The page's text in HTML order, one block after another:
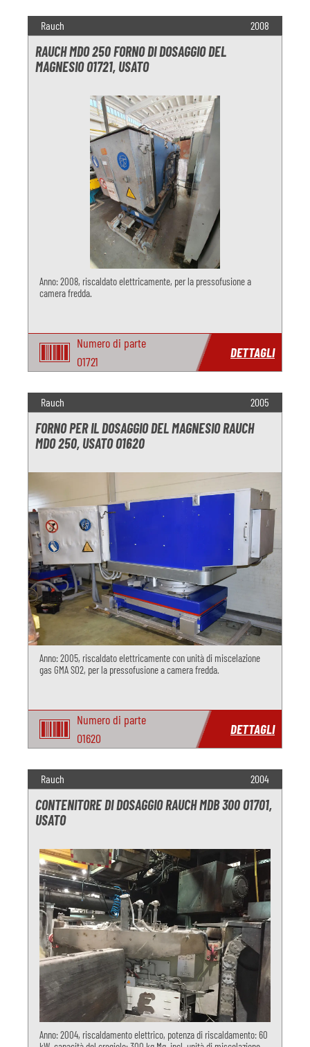
Rauch 2008
RAUCH MDO 250 FORNO DI DOSAGGIO DEL
MAGNESIO O1721, USATO
Anno: 2008, riscaldato elettricamente, per la pressofusione a
camera fredda.
Numero di parte
O1721
DETTAGLI
Rauch 2005
FORNO PER IL DOSAGGIO DEL MAGNESIO RAUCH
MDO 250, USATO O1620
Anno: 2005, riscaldato elettricamente con unità di miscelazione
gas GMA SO2, per la pressofusione a camera fredda.
Numero di parte
O1620
DETTAGLI
Rauch 2004
CONTENITORE DI DOSAGGIO RAUCH MDB 300 O1701,
USATO
Anno: 2004, riscaldamento elettrico, potenza di riscaldamento: 60